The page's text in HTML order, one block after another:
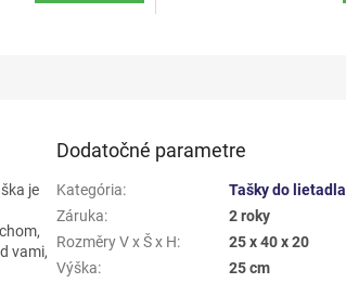
je
vami,
Dodatočné parametre
Kategória:
Tašky do lietadla
Záruka:
2 roky
Rozměry V x Š x H:
25 x 40 x 20
Výška:
25 cm